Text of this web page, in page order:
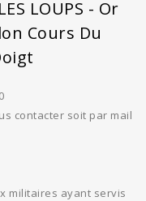
LOUPS - Or
Cours Du
contacter soit par mail
militaires ayant servis